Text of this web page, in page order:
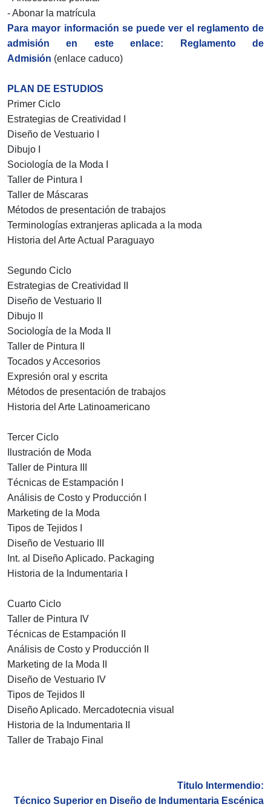
- Abonar la matrícula
Para mayor información se puede ver el reglamento de
admisión en este enlace: Reglamento de
Admisión (enlace caduco)
PLAN DE ESTUDIOS
Primer Ciclo
Estrategias de Creatividad I
Diseño de Vestuario I
Dibujo I
Sociología de la Moda I
Taller de Pintura I
Taller de Máscaras
Métodos de presentación de trabajos
Terminologías extranjeras aplicada a la moda
Historia del Arte Actual Paraguayo
Segundo Ciclo
Estrategias de Creatividad II
Diseño de Vestuario II
Dibujo II
Sociología de la Moda II
Taller de Pintura II
Tocados y Accesorios
Expresión oral y escrita
Métodos de presentación de trabajos
Historia del Arte Latinoamericano
Tercer Ciclo
Ilustración de Moda
Taller de Pintura III
Técnicas de Estampación I
Análisis de Costo y Producción I
Marketing de la Moda
Tipos de Tejidos I
Diseño de Vestuario III
Int. al Diseño Aplicado. Packaging
Historia de la Indumentaria I
Cuarto Ciclo
Taller de Pintura IV
Técnicas de Estampación II
Análisis de Costo y Producción II
Marketing de la Moda II
Diseño de Vestuario IV
Tipos de Tejidos II
Diseño Aplicado. Mercadotecnia visual
Historia de la Indumentaria II
Taller de Trabajo Final
Titulo Intermendio:
Técnico Superior en Diseño de Indumentaria Escénica